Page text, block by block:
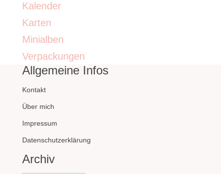
Kalender
Karten
Minialben
Verpackungen
Allgemeine Infos
Kontakt
Über mich
Impressum
Datenschutzerklärung
Archiv